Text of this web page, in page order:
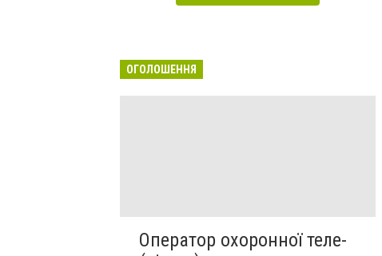
ОГОЛОШЕННЯ
Оператор охоронної теле-